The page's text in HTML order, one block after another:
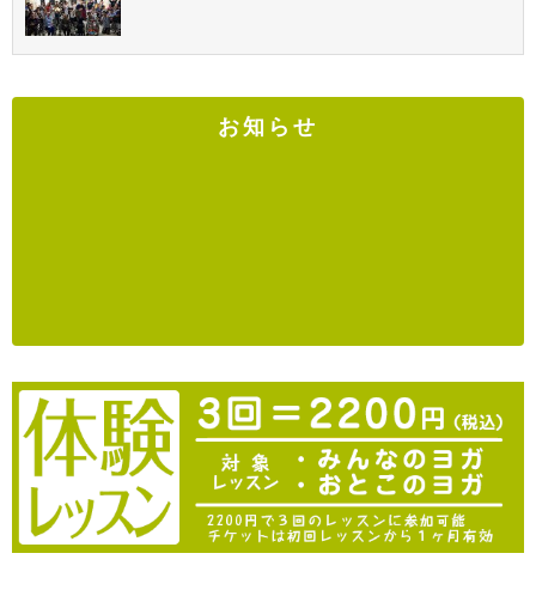
お知らせ